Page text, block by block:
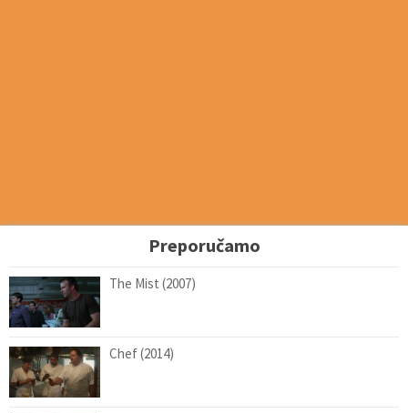
Preporučamo
The Mist (2007)
Chef (2014)